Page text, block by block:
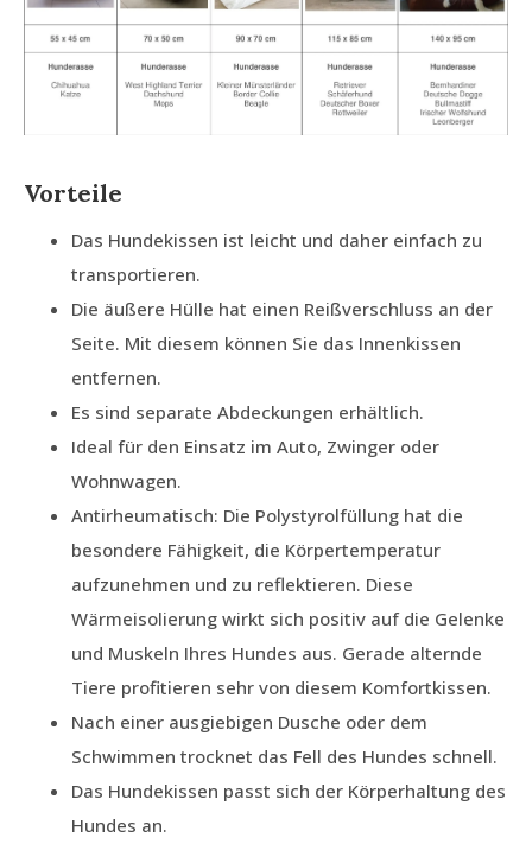
Vorteile
Das Hundekissen ist leicht und daher einfach zu
transportieren.
Die äußere Hülle hat einen Reißverschluss an der
Seite. Mit diesem können Sie das Innenkissen
entfernen.
Es sind separate Abdeckungen erhältlich.
Ideal für den Einsatz im Auto, Zwinger oder
Wohnwagen.
Antirheumatisch: Die Polystyrolfüllung hat die
besondere Fähigkeit, die Körpertemperatur
aufzunehmen und zu reflektieren. Diese
Wärmeisolierung wirkt sich positiv auf die Gelenke
und Muskeln Ihres Hundes aus. Gerade alternde
Tiere profitieren sehr von diesem Komfortkissen.
Nach einer ausgiebigen Dusche oder dem
Schwimmen trocknet das Fell des Hundes schnell.
Das Hundekissen passt sich der Körperhaltung des
Hundes an.